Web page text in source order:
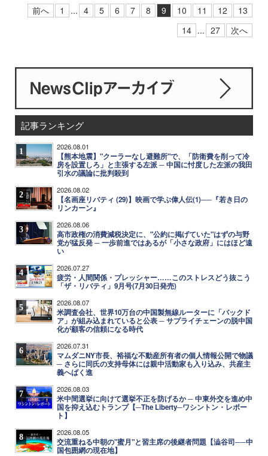
前へ 1 ... 4 5 6 7 8 9 10 11 12
13
14 ... 27 次へ
記事ランキング
1 2026.08.01
【熊本地震】"クーラーなし避難所"で、「防衛費を削って冷
房を設置しろ」と主張する左派 ─ 中国に忖度した左派の我田
引水の議論に批判殺到
2 2026.08.02
【名画座リバティ (29)】映画で学ぶ偉人伝(1)──『若き日の
リンカーン』
3 2026.08.06
高市政権の消費減税決定に、"公約に掲げていた"はずの与野
党が猛反発 ─ 一歩前進ではあるが「小さな政府」にはほど遠
い
4 2026.07.27
疲労・人間関係・プレッシャー……このストレスどう抜こう
「ザ・リバティ」9月号(7月30日発売)
5 2026.08.07
米調査会社、世界10万台の中国製無線ルーターに「バックド
ア」が組み込まれていると公表 ─ サプライチェーンの脱中国
化が顧客の信頼になる時代
6 2026.07.31
マムダニNY市長、裕福な不動産所有者の個人情報公開で物議
─ さらに同氏の支持母体には親中活動家も入り込み、共産主
義へばく進
7 2026.08.03
米中間選挙に向けて選挙不正を防げるか ─ 中東外交を進め中
国を抑え込むトランプ【─The Liberty─ワシントン・レポー
ト】
8 2026.08.05
交流重ねる中朝の"蜜月"と習主席の後継者問題【澁谷司──中
国包囲網の現在地】